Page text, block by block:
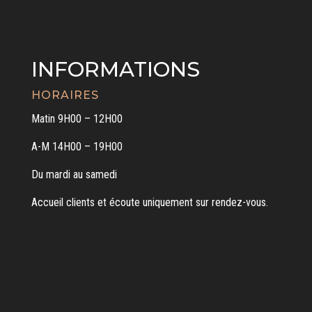
INFORMATIONS
HORAIRES
Matin 9H00 – 12H00
A-M 14H00 – 19H00
Du mardi au samedi
Accueil clients et écoute uniquement sur rendez-vous.